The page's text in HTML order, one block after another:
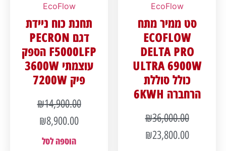
EcoFlow
סט ממיר מתח
ECOFLOW
DELTA PRO
ULTRA 6900W
כולל סוללת
הרחברה 6KWH
₪36,000.00
₪23,800.00
EcoFlow
תחנת כוח ניידת
דגם PECRON
F5000LFP הספק
עוצמתי 3600W
פיק 7200W
₪14,900.00
₪8,900.00
הוספה לסל